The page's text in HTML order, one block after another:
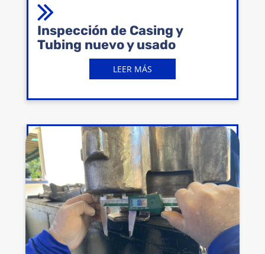
Inspección de Casing y
Tubing nuevo y usado
LEER MÁS